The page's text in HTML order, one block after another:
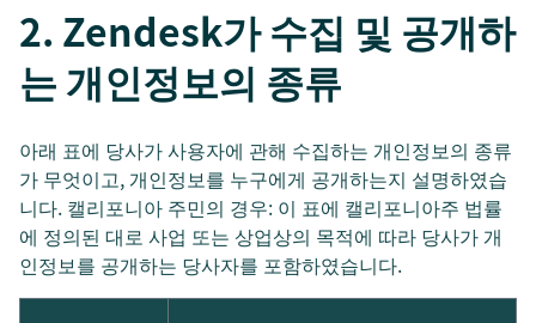
2. Zendesk가 수집 및 공개하
는 개인정보의 종류
아래 표에 당사가 사용자에 관해 수집하는 개인정보의 종류
가 무엇이고, 개인정보를 누구에게 공개하는지 설명하였습
니다. 캘리포니아 주민의 경우: 이 표에 캘리포니아주 법률
에 정의된 대로 사업 또는 상업상의 목적에 따라 당사가 개
인정보를 공개하는 당사자를 포함하였습니다.